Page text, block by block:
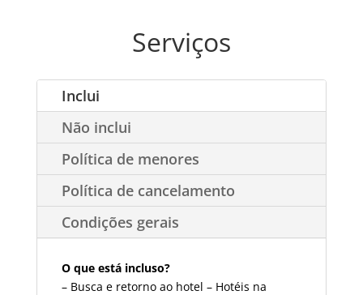
Serviços
Inclui
Não inclui
Política de menores
Política de cancelamento
Condições gerais
O que está incluso?
– Busca e retorno ao hotel – Hotéis na